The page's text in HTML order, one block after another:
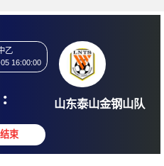
2026-05-05 16:00:00
: 山东泰山